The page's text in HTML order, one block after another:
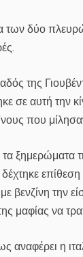
των δύο
της
σε αυτή την
που
τα
βενζίνη την
μαφίας να
αναφέρει η